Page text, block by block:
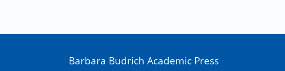
Barbara Budrich Academic Press